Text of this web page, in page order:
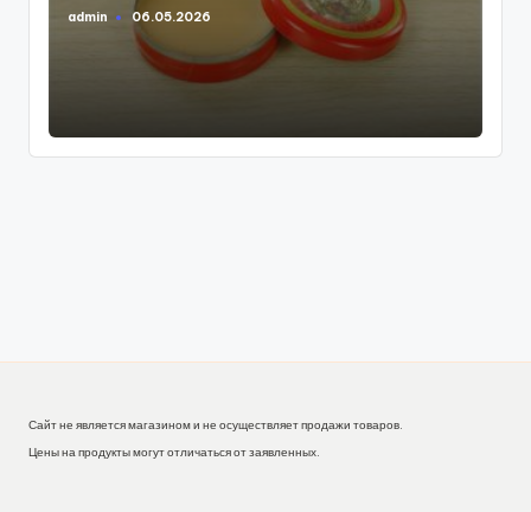
Запись
admin 06.05.2026
Сайт не является магазином и не осуществляет продажи товаров.
Цены на продукты могут отличаться от заявленных.